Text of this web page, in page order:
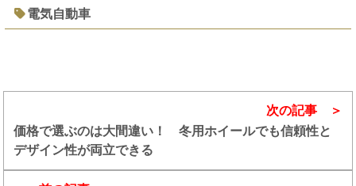
電気自動車
次の記事
価格で選ぶのは大間違い！ 冬用ホイールでも信頼性と
デザイン性が両立できる